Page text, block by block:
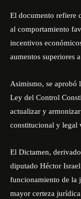
El documento refiere
al comportamiento
incentivos
aumentos superiores
Asimismo, se aprobó
Ley del Control
actualizar y
constitucional y legal
El Dictamen,
diputado Héctor
funcionamiento de la
mayor certeza